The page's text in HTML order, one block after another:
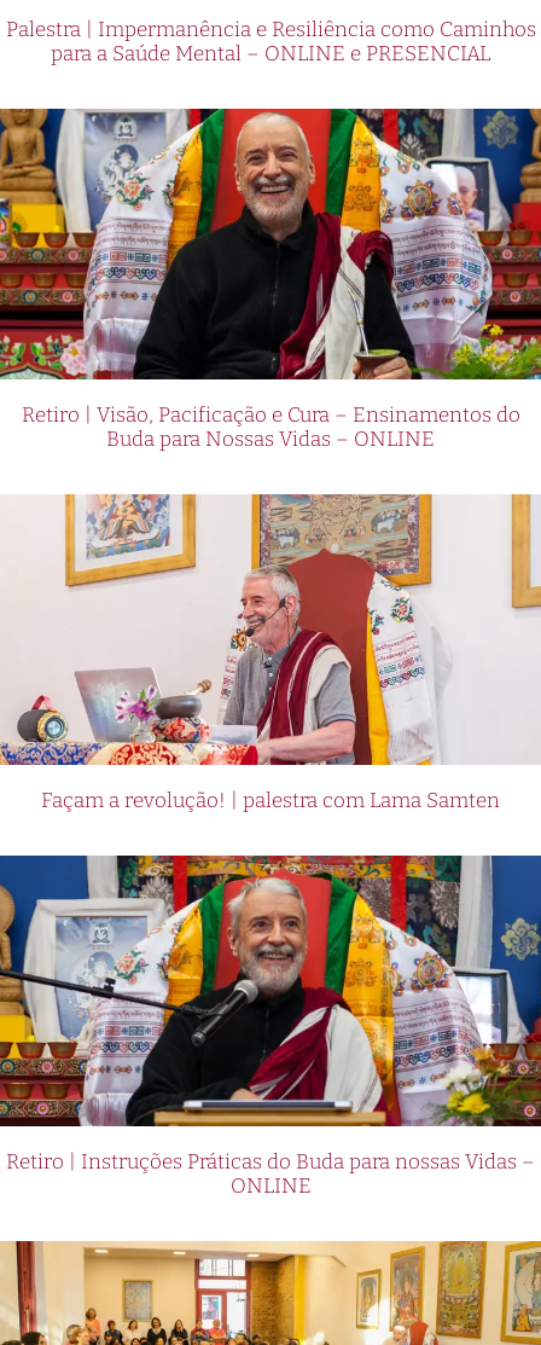
Palestra | Impermanência e Resiliência como Caminhos
para a Saúde Mental – ONLINE e PRESENCIAL
Retiro | Visão, Pacificação e Cura – Ensinamentos do
Buda para Nossas Vidas – ONLINE
Façam a revolução! | palestra com Lama Samten
Retiro | Instruções Práticas do Buda para nossas Vidas –
ONLINE